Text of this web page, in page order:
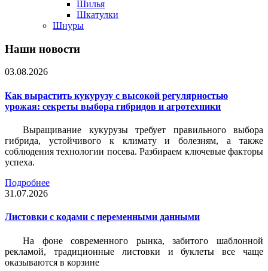
Шилья
Шкатулки
Шнуры
Наши новости
03.08.2026
Как вырастить кукурузу с высокой регулярностью
урожая: секреты выбора гибридов и агротехники
Выращивание кукурузы требует правильного выбора
гибрида, устойчивого к климату и болезням, а также
соблюдения технологии посева. Разбираем ключевые факторы
успеха.
Подробнее
31.07.2026
Листовки c кодами с переменными данными
На фоне современного рынка, забитого шаблонной
рекламой, традиционные листовки и буклеты все чаще
оказываются в корзине